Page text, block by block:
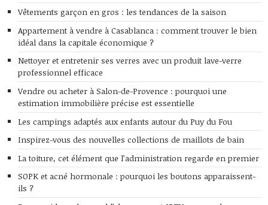
Vêtements garçon en gros : les tendances de la saison
Appartement à vendre à Casablanca : comment trouver le bien
idéal dans la capitale économique ?
Nettoyer et entretenir ses verres avec un produit lave-verre
professionnel efficace
Vendre ou acheter à Salon-de-Provence : pourquoi une
estimation immobilière précise est essentielle
Les campings adaptés aux enfants autour du Puy du Fou
Inspirez-vous des nouvelles collections de maillots de bain
La toiture, cet élément que l’administration regarde en premier
SOPK et acné hormonale : pourquoi les boutons apparaissent-
ils ?